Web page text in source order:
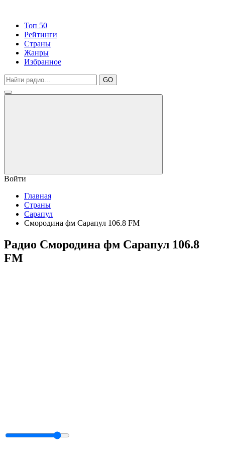
Топ 50
Рейтинги
Страны
Жанры
Избранное
GO
Войти
Главная
Страны
Сарапул
Смородина фм Сарапул 106.8 FM
Радио Смородина фм Сарапул 106.8
FM